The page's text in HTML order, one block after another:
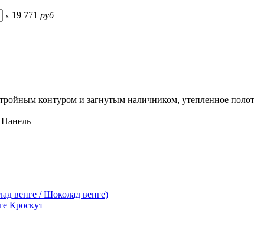
x 19 771 руб
контуром и загнутым наличником, утепленное
венге / Шоколад венге)
Кроскут